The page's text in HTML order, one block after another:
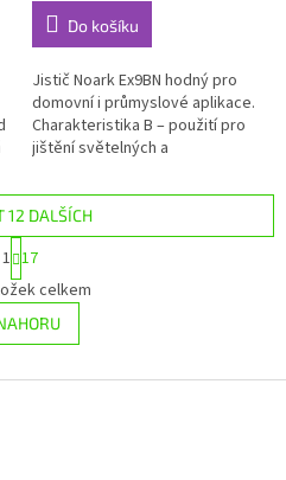
Do košíku
Jistič Noark Ex9BN hodný pro
domovní i průmyslové aplikace.
Charakteristika B – použití pro
jištění světelných a
proudovými rázy. Instalační...
O
v
l
á
12 DALŠÍCH
t
r
á
n
k
v
1 17
celkem